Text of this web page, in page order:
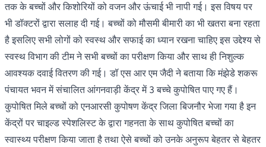
तक के बच्चों और किशोरियों को वजन और ऊंचाई भी नापी गई। इस विषय पर
भी डॉक्टरों द्वारा सलाह दी गई। बच्चों को मौसमी बीमारी का भी खतरा बना रहता
है इसलिए सभी लोगों को स्वस्थ और सफाई का ध्यान रखना चाहिए इस उद्देश्य से
स्वस्थ विभाग की टीम ने सभी बच्चों का परीक्षण किया और साथ ही निशुल्क
आवश्यक दवाई वितरण की गई। डॉ एस आर एम जैदी ने बताया कि मंझेडे शकरू
पंचायत भवन में संचालित आंगनवाड़ी केंद्र में 3 बच्चे कुपोषित पाए गए हैं।
कुपोषित मिले बच्चों को एनआरसी कुपोषण केंद्र जिला बिजनौर भेजा गया है इन
केंद्रों पर चाइल्ड स्पेशलिस्ट के द्वारा गहनता के साथ कुपोषित बच्चों का
स्वास्थ्य परीक्षण किया जाता है तथा ऐसे बच्चों को उनके अनुरूप बेहतर से बेहतर